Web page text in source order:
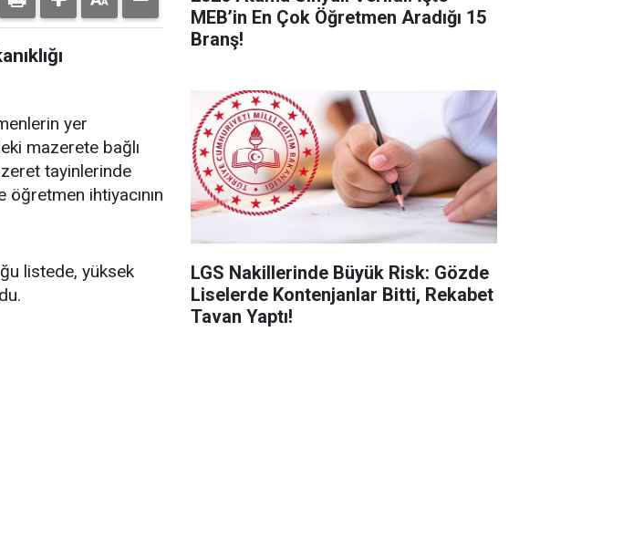
yer
mazerete bağlı
tayinlerinde
öğretmen ihtiyacının
listede, yüksek
MEB’in En Çok Öğretmen Aradığı 15
Branş!
LGS Nakillerinde Büyük Risk: Gözde
Liselerde Kontenjanlar Bitti, Rekabet
Tavan Yaptı!